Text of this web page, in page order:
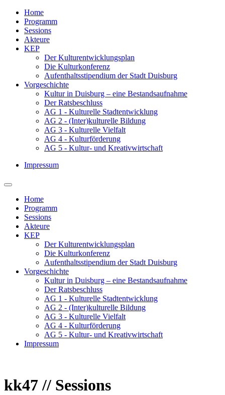
Home
Programm
Sessions
Akteure
KEP
Der Kulturentwicklungsplan
Die Kulturkonferenz
Aufenthaltsstipendium der Stadt Duisburg
Vorgeschichte
Kultur in Duisburg – eine Bestandsaufnahme
Der Ratsbeschluss
AG 1 - Kulturelle Stadtentwicklung
AG 2 - (Inter)kulturelle Bildung
AG 3 - Kulturelle Vielfalt
AG 4 - Kulturförderung
AG 5 - Kultur- und Kreativwirtschaft
Impressum
Home
Programm
Sessions
Akteure
KEP
Der Kulturentwicklungsplan
Die Kulturkonferenz
Aufenthaltsstipendium der Stadt Duisburg
Vorgeschichte
Kultur in Duisburg – eine Bestandsaufnahme
Der Ratsbeschluss
AG 1 - Kulturelle Stadtentwicklung
AG 2 - (Inter)kulturelle Bildung
AG 3 - Kulturelle Vielfalt
AG 4 - Kulturförderung
AG 5 - Kultur- und Kreativwirtschaft
Impressum
kk47 // Sessions